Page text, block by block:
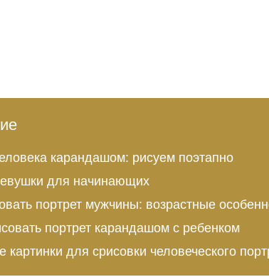
карандашом: рисуем поэтапно
для начинающих
портрет мужчины: возрастные
портрет карандашом с ребенком
картинки для срисовки человеческого